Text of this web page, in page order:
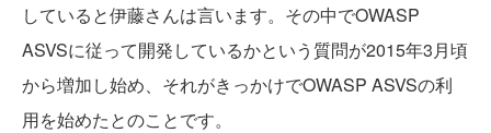
していると伊藤さんは言います。その中でOWASP
ASVSに従って開発しているかという質問が2015年3月頃
から増加し始め、それがきっかけでOWASP ASVSの利
用を始めたとのことです。